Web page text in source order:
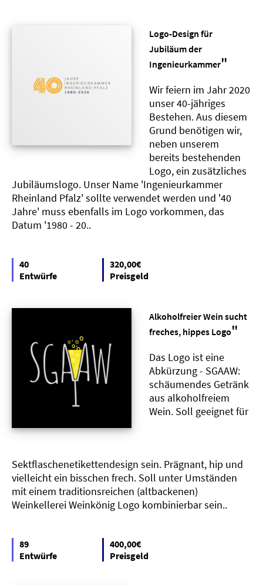
Logo-Design für
Jubiläum der
Ingenieurkammer"
Wir feiern im Jahr 2020
unser 40-jähriges
Bestehen. Aus diesem
Grund benötigen wir,
neben unserem
bereits bestehenden
Logo, ein zusätzliches
Jubiläumslogo. Unser Name 'Ingenieurkammer
Rheinland Pfalz' sollte verwendet werden und '40
Jahre' muss ebenfalls im Logo vorkommen, das
Datum '1980 - 20..
40
Entwürfe
320,00€
Preisgeld
Alkoholfreier Wein sucht
freches, hippes Logo"
Das Logo ist eine
Abkürzung - SGAAW:
schäumendes Getränk
aus alkoholfreiem
Wein. Soll geeignet für
Sektflaschenetikettendesign sein. Prägnant, hip und
vielleicht ein bisschen frech. Soll unter Umständen
mit einem traditionsreichen (altbackenen)
Weinkellerei Weinkönig Logo kombinierbar sein..
89
Entwürfe
400,00€
Preisgeld